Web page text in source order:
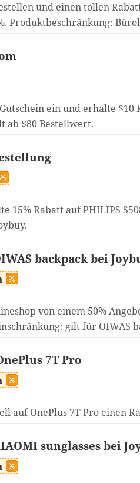
und einen tollen
Produktbeschränkung:
ein und erhalte $10
ab $80 Bestellwert.
15% Rabatt auf PHILIPS
backpack bei
von einem 50%
gilt für OIWAS
7T Pro
auf OnePlus 7T Pro einen
sunglasses bei